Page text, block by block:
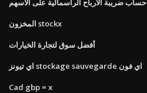
حساب ضريبة الأرباح الرأسمالية على الأسهم
المخزون stockx
أفضل سوق لتجارة الخيارات
اي تيونز stockage sauvegarde اي فون
Cad gbp = x